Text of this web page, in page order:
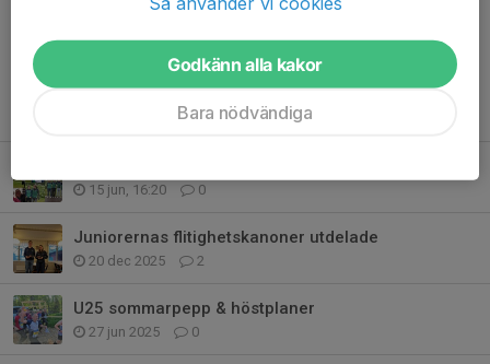
15 jun, 16:20 0
Juniorernas flitighetskanoner utdelade
20 dec 2025 2
U25 sommarpepp & höstplaner
27 jun 2025 0
Godkänn alla kakor
Bara nödvändiga